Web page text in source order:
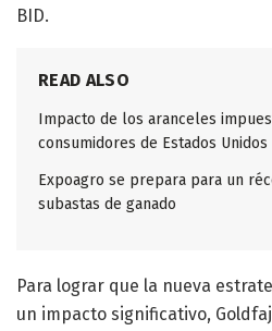
BID.
READ ALSO
Impacto de los aranceles
consumidores de Estados Unidos
Expoagro se prepara para un
subastas de ganado
Para lograr que la nueva
un impacto significativo,